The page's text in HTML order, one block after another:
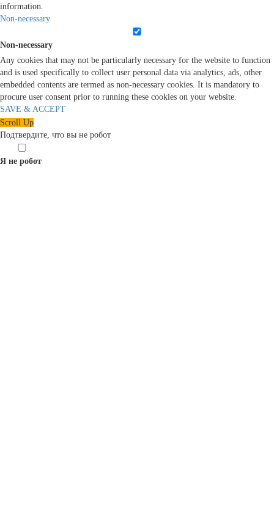
information.
Non-necessary
Non-necessary
Any cookies that may not be particularly necessary for the website to function
and is used specifically to collect user personal data via analytics, ads, other
embedded contents are termed as non-necessary cookies. It is mandatory to
procure user consent prior to running these cookies on your website.
SAVE & ACCEPT
Scroll Up
Подтвердите, что вы не робот
Я не робот